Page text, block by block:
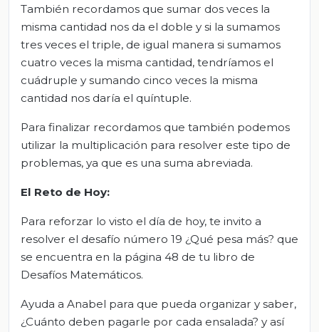
También recordamos que sumar dos veces la
misma cantidad nos da el doble y si la sumamos
tres veces el triple, de igual manera si sumamos
cuatro veces la misma cantidad, tendríamos el
cuádruple y sumando cinco veces la misma
cantidad nos daría el quíntuple.
Para finalizar recordamos que también podemos
utilizar la multiplicación para resolver este tipo de
problemas, ya que es una suma abreviada.
El Reto de Hoy:
Para reforzar lo visto el día de hoy, te invito a
resolver el desafío número 19 ¿Qué pesa más? que
se encuentra en la página 48 de tu libro de
Desafíos Matemáticos.
Ayuda a Anabel para que pueda organizar y saber,
¿Cuánto deben pagarle por cada ensalada? y así